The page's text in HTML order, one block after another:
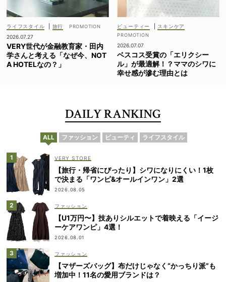
ライフスタイル
旅行
2026.07.27
VERY世代が金融教育家・田内
学さんと考える「なぜ今、NOT
A HOTELなの？」
ビューティー スキンケア
2026.07.07
ベスコス受賞の「エリクシー
ル」が最適解！？ママのシワに
幸せ感が滲む理由とは
DAILY RANKING
ALL ファッション ビューティ ライフスタイル
VERY STORE
【旅行・帰省にぴったり】シワになりにくい！1枚
で決まる「ワンピ&オールインワン」2選
2026.08.05
ファッション
【U1万円〜】技ありシルエットで着映える「イージ
ーケアワンピ」4選！
2026.08.01
ファッション
【マザーズバッグ】布だけじゃなく“かっちり派”も
増加中！11名の愛用ブランドは？